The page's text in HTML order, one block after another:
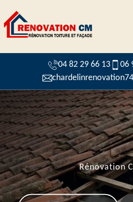
04 82 29 66 13
06
Rénovation